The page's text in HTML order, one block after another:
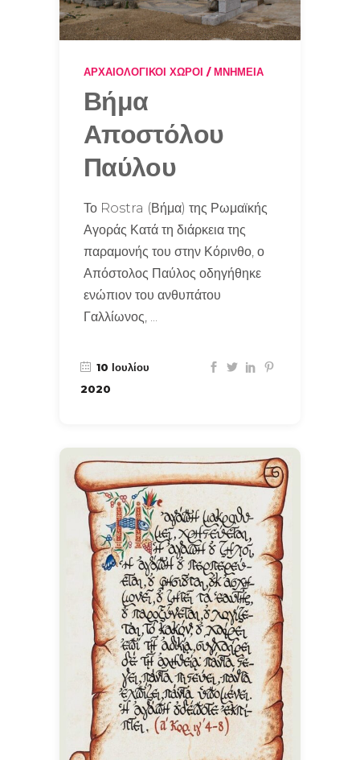
ΑΡΧΑΙΟΛΟΓΙΚΟΊ ΧΏΡΟΙ / ΜΝΗΜΕΊΑ
Βήμα
Αποστόλου
Παύλου
Το Rostra (Βήμα) της Ρωμαϊκής
Αγοράς Κατά τη διάρκεια της
παραμονής του στην Κόρινθο, ο
Απόστολος Παύλος οδηγήθηκε
ενώπιον του ανθυπάτου
Γαλλίωνος,
10 Ιουλίου
2020